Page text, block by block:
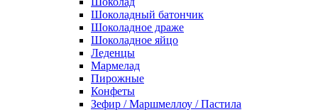
Шоколадный батончик
Шоколадное драже
Шоколадное яйцо
Леденцы
Мармелад
Пирожные
Конфеты
Зефир / Маршмеллоу / Пастила